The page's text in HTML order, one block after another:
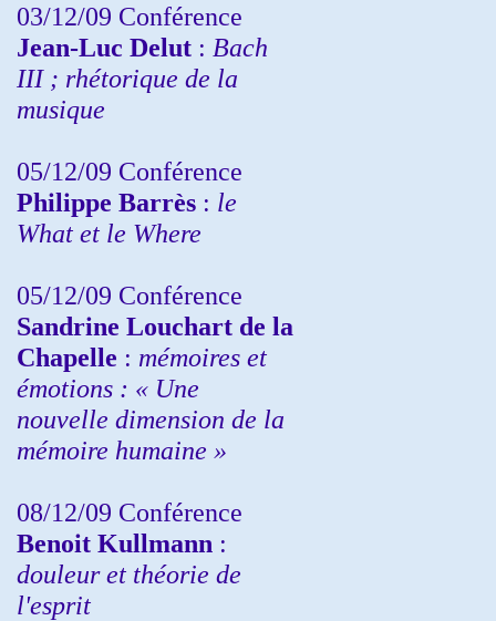
03/12/09 Conférence
Jean-Luc Delut : Bach
III ; rhétorique de la
musique
05/12/09 Conférence
Philippe Barrès : le
What et le Where
05/12/09 Conférence
Sandrine Louchart de la
Chapelle : mémoires et
émotions : « Une
nouvelle dimension de la
mémoire humaine »
08/12/09 Conférence
Benoit Kullmann :
douleur et théorie de
l'esprit